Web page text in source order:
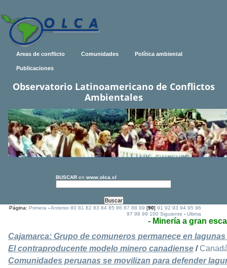
Areas de conflicto Comunidades Política ambiental
Publicaciones
Observatorio Latinoamericano de Conflictos
Ambientales
BUSCAR en www.olca.cl
Página:Primera -Anterior 80 81 82 83 84 85 86 87 88 89 [90]91 92 93 94 95 96
97 98 99 100 Siguiente -Ultima
- Minería a gran
Cajamarca: Grupo de comuneros permanece en
El contraproducente modelo minero canadiense /
Comunidades peruanas se movilizan para defender